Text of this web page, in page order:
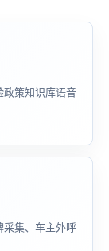
政策知识库语音
采集、车主外呼